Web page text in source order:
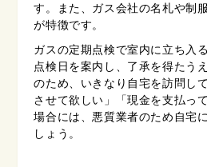
す。また、ガス会社の名札や制
が特徴です。
ガスの定期点検で室内に立ち入
点検日を案内し、了承を得たう
のため、いきなり自宅を訪問し
させて欲しい」「現金を支払っ
場合には、悪質業者のため自宅
しょう。